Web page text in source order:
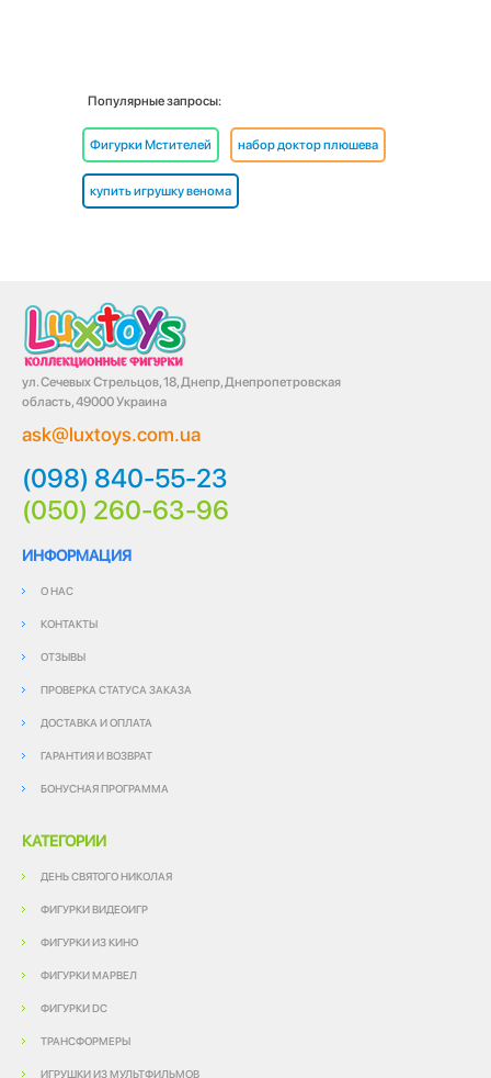
Популярные запросы:
Фигурки Мстителей набор доктор плюшева
купить игрушку венома
ул. Сечевых Стрельцов, 18, Днепр, Днепропетровская
область, 49000 Украина
ask@luxtoys.com.ua
(098) 840-55-23
(050) 260-63-96
ИНФОРМАЦИЯ
О НАС
КОНТАКТЫ
ОТЗЫВЫ
ПРОВЕРКА СТАТУСА ЗАКАЗА
ДОСТАВКА И ОПЛАТА
ГАРАНТИЯ И ВОЗВРАТ
БОНУСНАЯ ПРОГРАММА
КАТЕГОРИИ
ДЕНЬ СВЯТОГО НИКОЛАЯ
ФИГУРКИ ВИДЕОИГР
ФИГУРКИ ИЗ КИНО
ФИГУРКИ МАРВЕЛ
ФИГУРКИ DC
ТРАНСФОРМЕРЫ
ИГРУШКИ ИЗ МУЛЬТФИЛЬМОВ